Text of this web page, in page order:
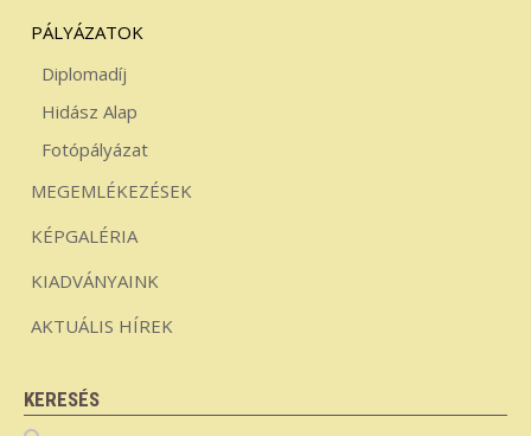
PÁLYÁZATOK
Diplomadíj
Hidász Alap
Fotópályázat
MEGEMLÉKEZÉSEK
KÉPGALÉRIA
KIADVÁNYAINK
AKTUÁLIS HÍREK
KERESÉS